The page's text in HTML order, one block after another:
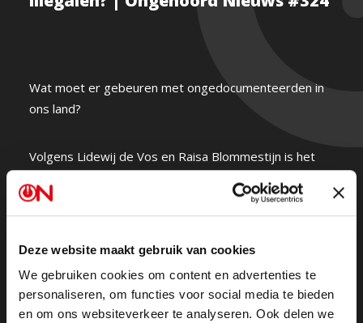
Deze website maakt gebruik van cookies
We gebruiken cookies om content en advertenties te
personaliseren, om functies voor social media te bieden
en om ons websiteverkeer te analyseren. Ook delen we
Wat moet er gebeuren met ongedocumenteerden in
ons land?
Volgens Lidewij de Vos en Raisa Blommestijn is het
worden uitgezet.”
Lydia Daniel denkt dat er ook een tussenpositie
mogelijk is: “je kunt onderscheid maken tussen
criminelen en mensen die werken.”